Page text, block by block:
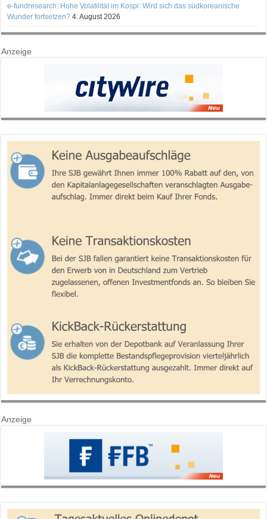
e-fundresearch: Hohe Volatilität im Kospi: Wird sich das südkoreanische
Wunder fortsetzen? 4. August 2026
Anzeige
Anzeige